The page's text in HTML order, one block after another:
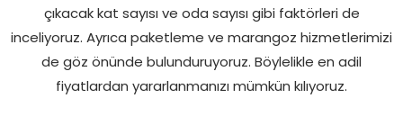
çıkacak kat sayısı ve oda sayısı gibi faktörleri de
inceliyoruz. Ayrıca paketleme ve marangoz hizmetlerimizi
de göz önünde bulunduruyoruz. Böylelikle en adil
fiyatlardan yararlanmanızı mümkün kılıyoruz.